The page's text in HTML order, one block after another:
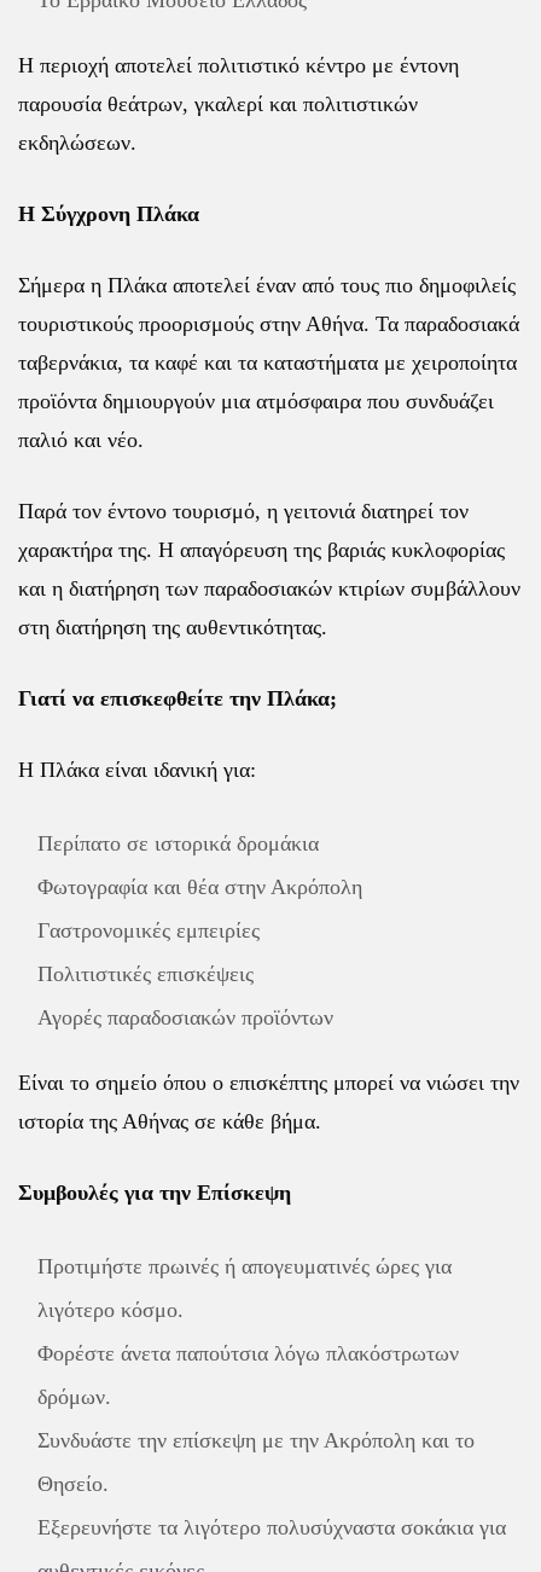
Η περιοχή αποτελεί πολιτιστικό κέντρο με έντονη
παρουσία θεάτρων, γκαλερί και πολιτιστικών
εκδηλώσεων.
Η Σύγχρονη Πλάκα
Σήμερα η Πλάκα αποτελεί έναν από τους πιο δημοφιλείς
τουριστικούς προορισμούς στην Αθήνα. Τα παραδοσιακά
ταβερνάκια, τα καφέ και τα καταστήματα με χειροποίητα
προϊόντα δημιουργούν μια ατμόσφαιρα που συνδυάζει
παλιό και νέο.
Παρά τον έντονο τουρισμό, η γειτονιά διατηρεί τον
χαρακτήρα της. Η απαγόρευση της βαριάς κυκλοφορίας
και η διατήρηση των παραδοσιακών κτιρίων συμβάλλουν
στη διατήρηση της αυθεντικότητας.
Γιατί να επισκεφθείτε την Πλάκα;
Η Πλάκα είναι ιδανική για:
Περίπατο σε ιστορικά δρομάκια
Φωτογραφία και θέα στην Ακρόπολη
Γαστρονομικές εμπειρίες
Πολιτιστικές επισκέψεις
Αγορές παραδοσιακών προϊόντων
Είναι το σημείο όπου ο επισκέπτης μπορεί να νιώσει την
ιστορία της Αθήνας σε κάθε βήμα.
Συμβουλές για την Επίσκεψη
Προτιμήστε πρωινές ή απογευματινές ώρες για
λιγότερο κόσμο.
Φορέστε άνετα παπούτσια λόγω πλακόστρωτων
δρόμων.
Συνδυάστε την επίσκεψη με την Ακρόπολη και το
Θησείο.
Εξερευνήστε τα λιγότερο πολυσύχναστα σοκάκια για